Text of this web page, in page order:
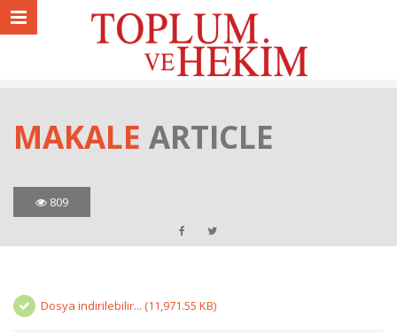
MAKALE ARTICLE
809
Dosya indirilebilir... (11,971.55 KB)